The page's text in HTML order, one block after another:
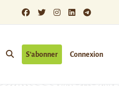
S’abonner Connexion